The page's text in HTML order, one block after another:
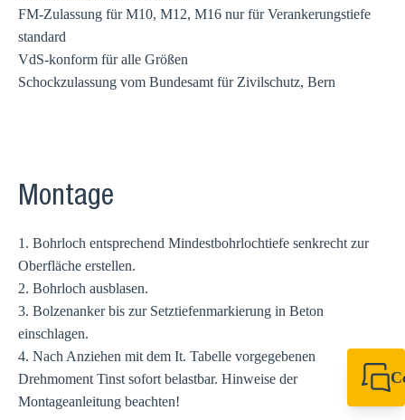
FM-Zulassung für M10, M12, M16 nur für Verankerungstiefe
standard
VdS-konform für alle Größen
Schockzulassung vom Bundesamt für Zivilschutz, Bern
Montage
1. Bohrloch entsprechend Mindestbohrlochtiefe senkrecht zur
Oberfläche erstellen.
2. Bohrloch ausblasen.
3. Bolzenanker bis zur Setztiefenmarkierung in Beton
einschlagen.
4. Nach Anziehen mit dem It. Tabelle vorgegebenen
Drehmoment Tinst sofort belastbar. Hinweise der
Montageanleitung beachten!